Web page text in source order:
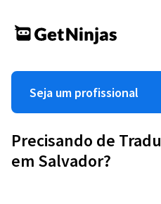
Seja um profissional
Precisando de
em Salvador?